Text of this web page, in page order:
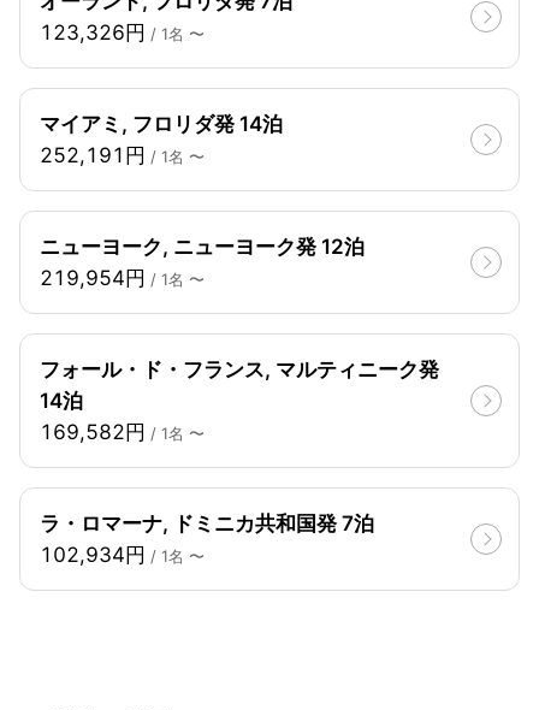
123,326円 / 1名 〜
マイアミ, フロリダ発 14泊
252,191円 / 1名 〜
ニューヨーク, ニューヨーク発 12泊
219,954円 / 1名 〜
フォール・ド・フランス, マルティニーク発
14泊
169,582円 / 1名 〜
ラ・ロマーナ, ドミニカ共和国発 7泊
102,934円 / 1名 〜